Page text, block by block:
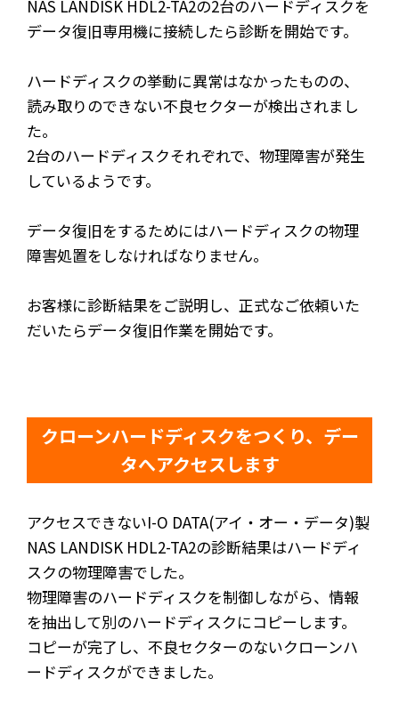
NAS LANDISK HDL2-TA2の2台のハードディスクを
データ復旧専用機に接続したら診断を開始です。
ハードディスクの挙動に異常はなかったものの、
読み取りのできない不良セクターが検出されまし
た。
2台のハードディスクそれぞれで、物理障害が発生
しているようです。
データ復旧をするためにはハードディスクの物理
障害処置をしなければなりません。
お客様に診断結果をご説明し、正式なご依頼いた
だいたらデータ復旧作業を開始です。
クローンハードディスクをつくり、デー
タへアクセスします
アクセスできないI-O DATA(アイ・オー・データ)製
NAS LANDISK HDL2-TA2の診断結果はハードディ
スクの物理障害でした。
物理障害のハードディスクを制御しながら、情報
を抽出して別のハードディスクにコピーします。
コピーが完了し、不良セクターのないクローンハ
ードディスクができました。